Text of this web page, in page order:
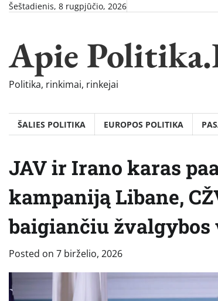
SkipŠeštadienis, 8 rugpjūčio, 2026
Apie
Politika, rinkimai, rinkejai
ŠALIES POLITIKA EUROPOS POLITIKA
JAV ir Irano karas
kampaniją Libane,
baigiančiu žvalgybos
Posted on 7 birželio, 2026